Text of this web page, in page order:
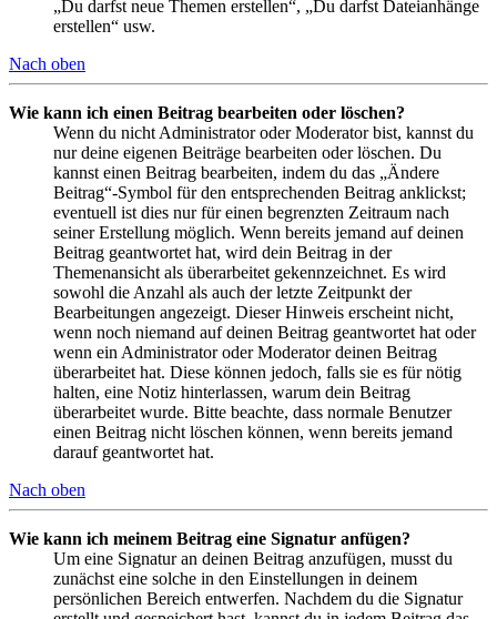
„Du darfst neue Themen erstellen“, „Du darfst Dateianhänge
erstellen“ usw.
Nach oben
Wie kann ich einen Beitrag bearbeiten oder löschen?
Wenn du nicht Administrator oder Moderator bist, kannst du
nur deine eigenen Beiträge bearbeiten oder löschen. Du
kannst einen Beitrag bearbeiten, indem du das „Ändere
Beitrag“-Symbol für den entsprechenden Beitrag anklickst;
eventuell ist dies nur für einen begrenzten Zeitraum nach
seiner Erstellung möglich. Wenn bereits jemand auf deinen
Beitrag geantwortet hat, wird dein Beitrag in der
Themenansicht als überarbeitet gekennzeichnet. Es wird
sowohl die Anzahl als auch der letzte Zeitpunkt der
Bearbeitungen angezeigt. Dieser Hinweis erscheint nicht,
wenn noch niemand auf deinen Beitrag geantwortet hat oder
wenn ein Administrator oder Moderator deinen Beitrag
überarbeitet hat. Diese können jedoch, falls sie es für nötig
halten, eine Notiz hinterlassen, warum dein Beitrag
überarbeitet wurde. Bitte beachte, dass normale Benutzer
einen Beitrag nicht löschen können, wenn bereits jemand
darauf geantwortet hat.
Nach oben
Wie kann ich meinem Beitrag eine Signatur anfügen?
Um eine Signatur an deinen Beitrag anzufügen, musst du
zunächst eine solche in den Einstellungen in deinem
persönlichen Bereich entwerfen. Nachdem du die Signatur